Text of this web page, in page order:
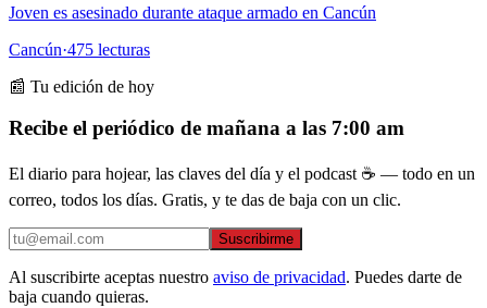
Joven es asesinado durante ataque armado en Cancún
Cancún·475 lecturas
📰 Tu edición de hoy
Recibe el periódico de mañana a las 7:00 am
El diario para hojear, las claves del día y el podcast ☕ — todo en un
correo, todos los días. Gratis, y te das de baja con un clic.
Suscribirme
Al suscribirte aceptas nuestro aviso de privacidad. Puedes darte de
baja cuando quieras.